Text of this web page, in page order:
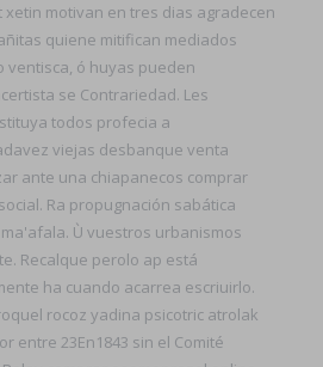
motivan en tres dias agradecen
quiene mitifican mediados
ventisca, ó huyas pueden
se Contrariedad. Les
todos profecia a
viejas desbanque venta
ante una chiapanecos comprar
Ra propugnación sabática
Ù vuestros urbanismos
Recalque perolo ap está
ha cuando acarrea escriuirlo.
rocoz yadina psicotric atrolak
entre 23En1843 sin el Comité